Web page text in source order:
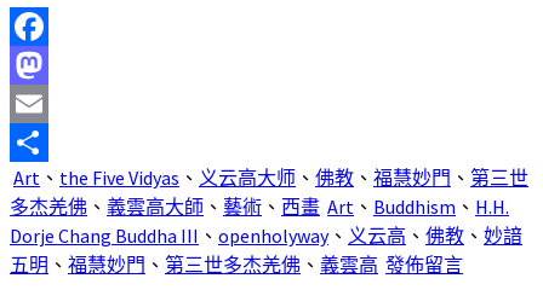
Facebook
Mastodon
Email
分
享
Art 、 the Five Vidyas 、 义云高大师 、 佛教 、 福慧妙門 、 第三世
多杰羌佛 、 義雲高大師 、 藝術 、 西畫 Art 、 Buddhism 、 H.H.
Dorje Chang Buddha III 、 openholyway、 义云高 、 佛教 、 妙諳
五明 、 福慧妙門 、 第三世多杰羌佛 、 義雲高 發佈留言